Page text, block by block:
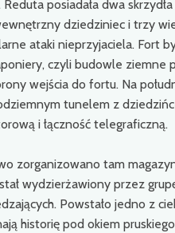
posiadała dwa
dziedziniec i trzy
ataki nieprzyjaciela. Fort
czyli budowle ziemne
wejścia do fortu. Na
tunelem z
i łączność telegraficzną.
zorganizowano tam
wydzierżawiony przez
Powstało jedno z
historię pod okiem